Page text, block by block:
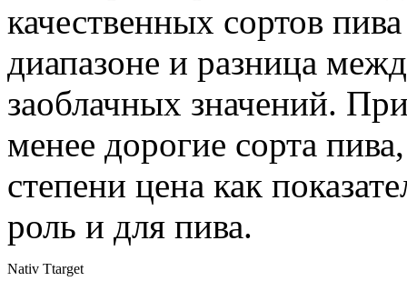
качественных сортов
диапазоне и разница
заоблачных значений.
менее дорогие сорта
степени цена как
роль и для пива.
Nativ Ttarget